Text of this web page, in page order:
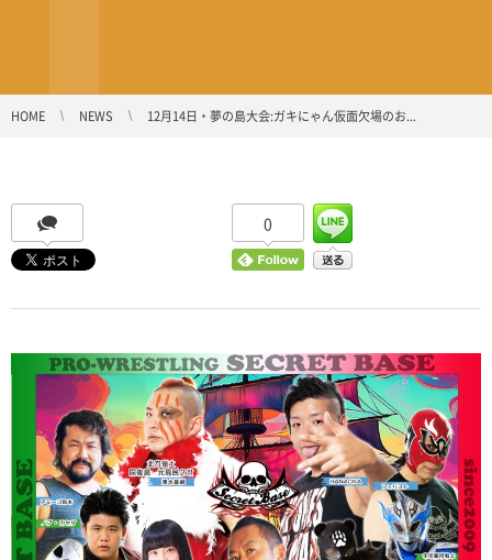
HOME NEWS 12月14日・夢の島大会:ガキにゃん仮面欠場のお...
0